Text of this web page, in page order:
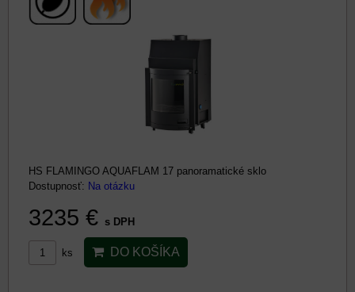
HS FLAMINGO AQUAFLAM 17 panoramatické sklo
Dostupnosť: Na otázku
3235 € s DPH
ks DO KOŠÍKA